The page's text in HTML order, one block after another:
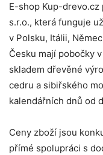
E-shop Kup-drevo.cz
s.r.o., která funguje
v Polsku, Itálii,
Česku mají pobočky
skladem dřevěné
cedru a sibiřského
kalendářních dnů od
Ceny zboží jsou
přímé spolupráci s